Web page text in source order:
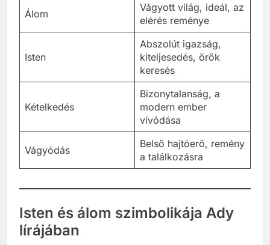
Álom
Vágyott világ, ideál, az
elérés reménye
Isten
Abszolút igazság,
kiteljesedés, örök
keresés
Kételkedés
Bizonytalanság, a
modern ember
vívódása
Vágyódás
Belső hajtóerő, remény
a találkozásra
Isten és álom szimbolikája Ady
lírájában